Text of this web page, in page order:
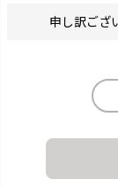
申し訳ござ